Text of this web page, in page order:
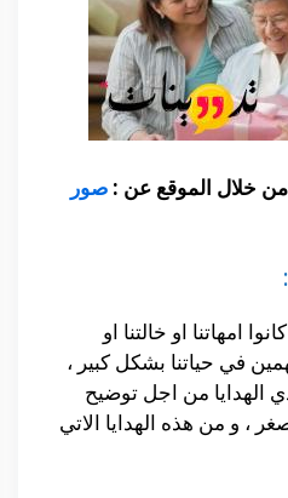
من خلال الموقع عن : صور
امهاتنا او خالتنا او
في حياتنا بشكل كبير ،
الهدايا من اجل توضيح
، و من هذه الهدايا الاتي